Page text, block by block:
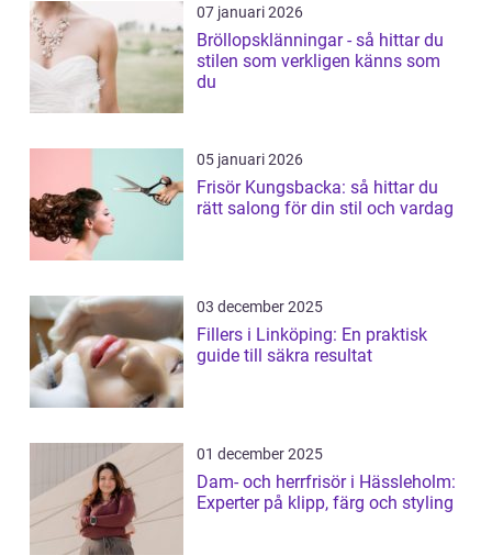
07 januari 2026
Bröllopsklänningar - så hittar du
stilen som verkligen känns som
du
05 januari 2026
Frisör Kungsbacka: så hittar du
rätt salong för din stil och vardag
03 december 2025
Fillers i Linköping: En praktisk
guide till säkra resultat
01 december 2025
Dam- och herrfrisör i Hässleholm:
Experter på klipp, färg och styling